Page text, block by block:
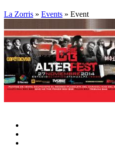
La Zorris » Events » Event